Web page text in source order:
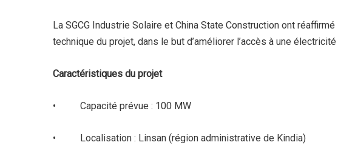
La SGCG Industrie Solaire et China State Construction ont
technique du projet, dans le but d’améliorer l’accès à une
Caractéristiques du projet
• Capacité prévue : 100 MW
• Localisation : Linsan (région administrative de Kindia)